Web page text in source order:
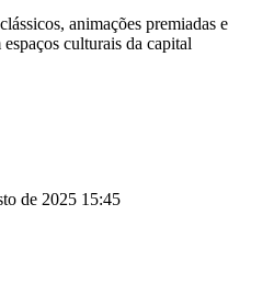
animações premiadas e
culturais da capital
de 2025 15:45